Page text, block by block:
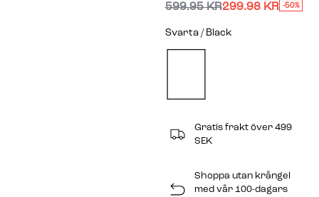
599.95 KR299.98 KR -50%
Svarta / Black
Gratis frakt över 499
SEK
Shoppa utan krångel
med vår 100-dagars